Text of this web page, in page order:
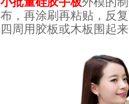
布，再涂刷再粘贴，反
四周用胶板或木板围起